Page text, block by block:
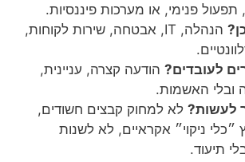
תפעול פנימי, או מערכות פיננסיות.
הנהלה, IT, אבטחה, שירות לקוחות,
לעובדים? הודעה קצרה, עניינית,
ובלי האשמות.
לעשות? לא למחוק קבצים חשודים,
״כלי ניקוי״ אקראיים, לא לשנות
תיעוד.